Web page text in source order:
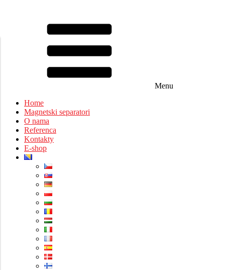
Menu
Home
Magnetski separatori
O nama
Referenca
Kontakty
E-shop